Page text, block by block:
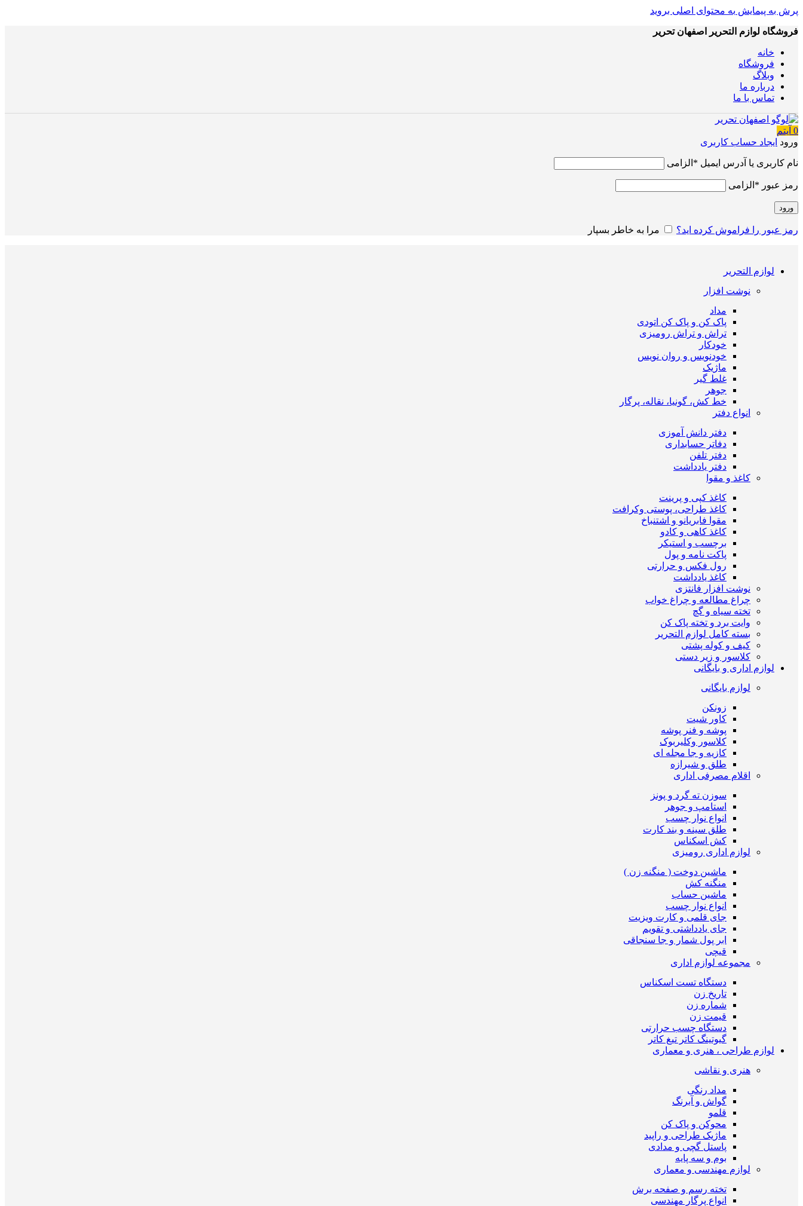
پرش به پیمایش به محتوای اصلی بروید
فروشگاه لوازم التحریر اصفهان تحریر
خانه
فروشگاه
وبلاگ
درباره ما
تماس با ما
0 آیتم
ورود ایجاد حساب کاربری
نام کاربری یا آدرس ایمیل * الزامی
رمز عبور * الزامی
ورود
رمز عبور را فراموش کرده اید؟ مرا به خاطر بسپار
لوازم التحریر
نوشت افزار
مداد
پاک کن و پاک کن اتودی
تراش و تراش رومیزی
خودکار
خودنویس و روان نویس
ماژیک
غلط گیر
جوهر
خط کش، گونیا، نقاله، پرگار
انواع دفتر
دفتر دانش آموزی
دفاتر حسابداری
دفتر تلفن
دفتر یادداشت
کاغذ و مقوا
کاغذ کپی و پرینت
کاغذ طراحی، پوستی وکرافت
مقوا فابریانو و اشتنباخ
کاغذ کاهی و کادو
برچسب و استیکر
پاکت نامه و پول
رول فکس و حرارتی
کاغذ یادداشت
نوشت افزار فانتزی
چراغ مطالعه و چراغ خواب
تخته سیاه و گچ
وایت برد و تخته پاک کن
بسته کامل لوازم التحریر
کیف و کوله پشتی
کلاسور و زیر دستی
لوازم اداری و بایگانی
لوازم بایگانی
زونکن
کاور شیت
پوشه و فنر پوشه
کلاسور وکلیربوک
کازیه و جا مجله ای
طلق و شیرازه
اقلام مصرفی اداری
سوزن ته گرد و پونز
استامپ و جوهر
انواع نوار چسب
طلق سینه و بند کارت
کش اسکناس
لوازم اداری رومیزی
ماشین دوخت ( منگنه زن )
منگنه کش
ماشین حساب
انواع نوار چسب
جای قلمی و کارت ویزیت
جای یادداشتی و تقویم
ابر پول شمار و جا سنجاقی
قیچی
مجموعه لوازم اداری
دستگاه تست اسکناس
تاریخ زن
شماره زن
قیمت زن
دستگاه چسب حرارتی
گیوتینگ کاتر تیغ کاتر
لوازم طراحی ، هنری و معماری
هنری و نقاشی
مداد رنگی
گواش و آبرنگ
قلمو
محوکن و پاک کن
ماژیک طراحی و راپید
پاستل گچی و مدادی
بوم و سه پایه
لوازم مهندسی و معماری
تخته رسم و صفحه برش
انواع پرگار مهندسی